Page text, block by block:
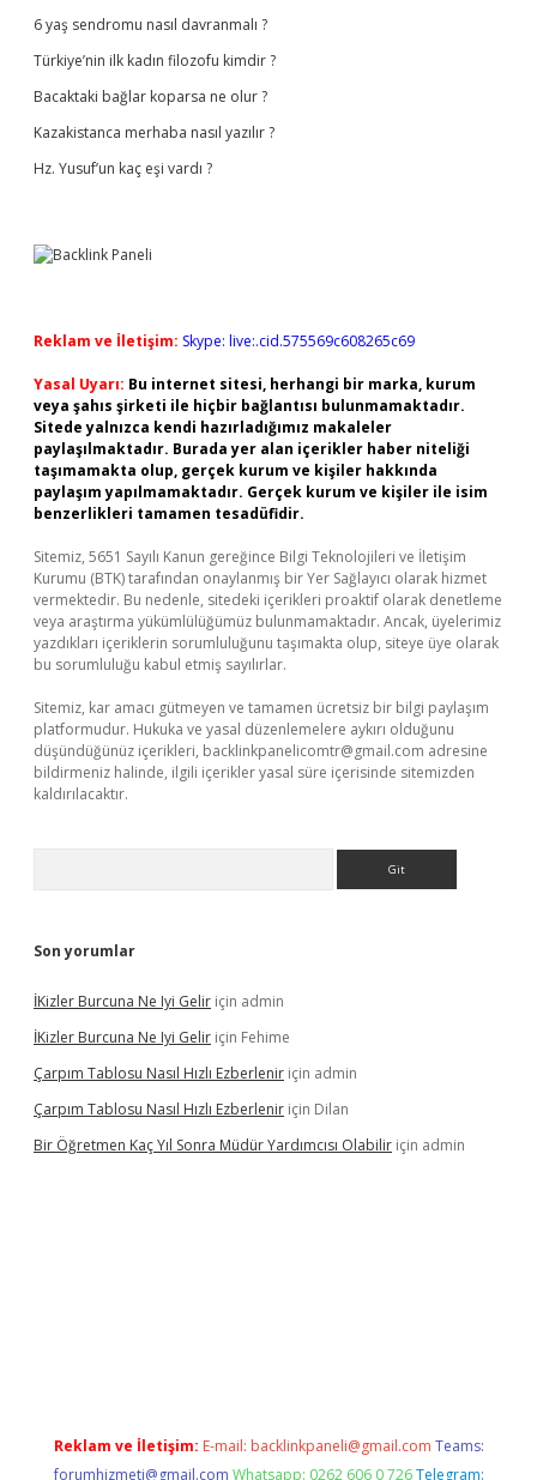
6 yaş sendromu nasıl davranmalı ?
Türkiye’nin ilk kadın filozofu kimdir ?
Bacaktaki bağlar koparsa ne olur ?
Kazakistanca merhaba nasıl yazılır ?
Hz. Yusuf’un kaç eşi vardı ?
Reklam ve İletişim: Skype: live:.cid.575569c608265c69
Yasal Uyarı: Bu internet sitesi, herhangi bir marka, kurum
veya şahıs şirketi ile hiçbir bağlantısı bulunmamaktadır.
Sitede yalnızca kendi hazırladığımız makaleler
paylaşılmaktadır. Burada yer alan içerikler haber niteliği
taşımamakta olup, gerçek kurum ve kişiler hakkında
paylaşım yapılmamaktadır. Gerçek kurum ve kişiler ile isim
benzerlikleri tamamen tesadüfidir.
Sitemiz, 5651 Sayılı Kanun gereğince Bilgi Teknolojileri ve İletişim
Kurumu (BTK) tarafından onaylanmış bir Yer Sağlayıcı olarak hizmet
vermektedir. Bu nedenle, sitedeki içerikleri proaktif olarak denetleme
veya araştırma yükümlülüğümüz bulunmamaktadır. Ancak, üyelerimiz
yazdıkları içeriklerin sorumluluğunu taşımakta olup, siteye üye olarak
bu sorumluluğu kabul etmiş sayılırlar.
Sitemiz, kar amacı gütmeyen ve tamamen ücretsiz bir bilgi paylaşım
platformudur. Hukuka ve yasal düzenlemelere aykırı olduğunu
düşündüğünüz içerikleri, backlinkpanelicomtr@gmail.com adresine
bildirmeniz halinde, ilgili içerikler yasal süre içerisinde sitemizden
kaldırılacaktır.
Son yorumlar
İKizler Burcuna Ne Iyi Gelir için admin
İKizler Burcuna Ne Iyi Gelir için Fehime
Çarpım Tablosu Nasıl Hızlı Ezberlenir için admin
Çarpım Tablosu Nasıl Hızlı Ezberlenir için Dilan
Bir Öğretmen Kaç Yıl Sonra Müdür Yardımcısı Olabilir için admin
Reklam ve İletişim: E-mail: backlinkpaneli@gmail.com Teams:
forumhizmeti@gmail.com Whatsapp: 0262 606 0 726 Telegram: